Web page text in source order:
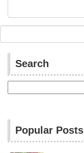
Search
索:
Popular Posts